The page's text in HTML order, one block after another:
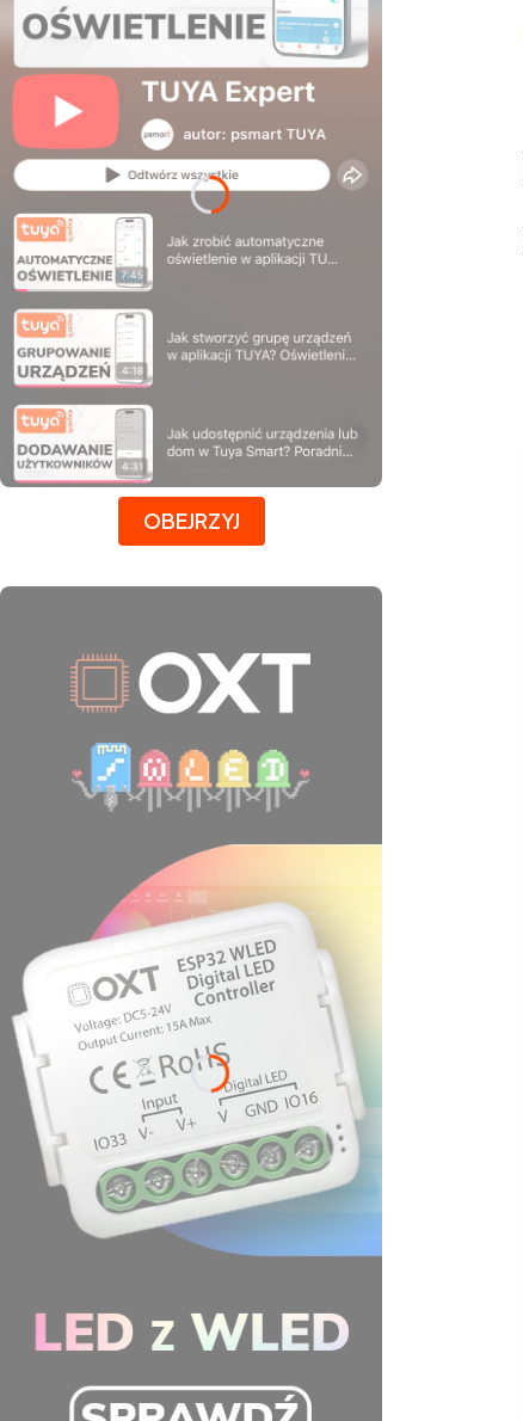
Naciśnij Enter lub spację, aby otworzyć stronę.
OBEJRZYJ